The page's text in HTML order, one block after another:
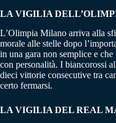
LA VIGILIA
L’Olimpia Milano arriva alla
morale alle stelle dopo
in una gara non semplice e
con personalità. I biancorossi
dieci vittorie consecutive tra
certo fermarsi.
LA VIGILIA DEL REAL